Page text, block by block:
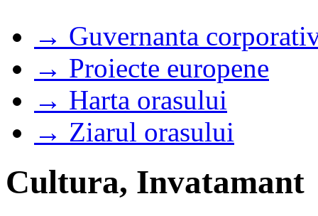
→ Guvernanta
→ Proiecte europene
→ Harta orasului
→ Ziarul orasului
Cultura, Invatamant